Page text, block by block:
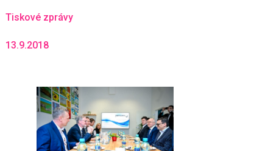
Tiskové zprávy
13.9.2018